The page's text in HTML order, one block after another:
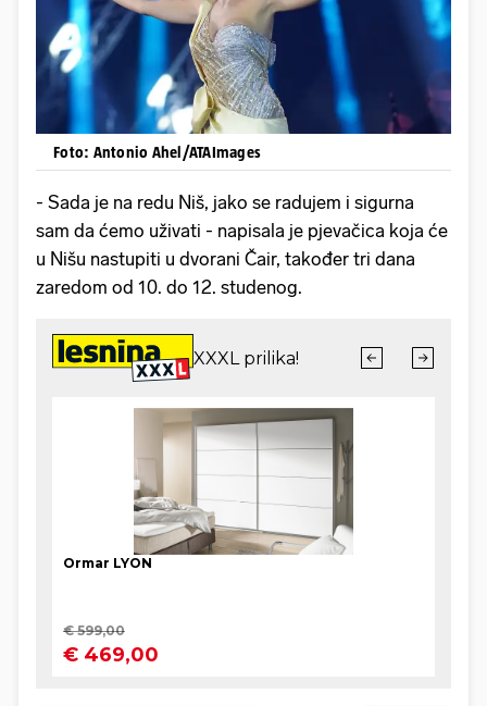
Foto: Antonio Ahel/ATAImages
- Sada je na redu Niš, jako se radujem i sigurna
sam da ćemo uživati - napisala je pjevačica koja će
u Nišu nastupiti u dvorani Čair, također tri dana
zaredom od 10. do 12. studenog.